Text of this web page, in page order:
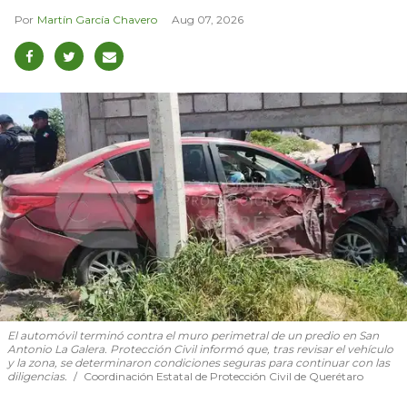
Martín García Chavero Aug 07, 2026
El automóvil terminó contra el muro perimetral de un predio en San
Antonio La Galera. Protección Civil informó que, tras revisar el vehículo
y la zona, se determinaron condiciones seguras para continuar con las
diligencias.
Coordinación Estatal de Protección Civil de Querétaro